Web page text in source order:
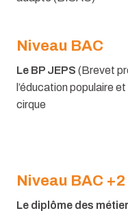
Niveau BAC
Le BP JEPS (Brevet
l’éducation populaire
cirque
Niveau BAC +2
Le diplôme des